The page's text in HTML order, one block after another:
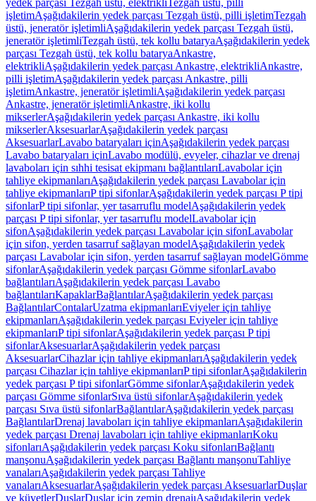
yedek parçası Tezgah üstü, elektrikli Tezgah üstü, pilli
işletimAşağıdakilerin yedek parçası Tezgah üstü, pilli işletimTezgah
üstü, jeneratör işletimliAşağıdakilerin yedek parçası Tezgah üstü,
jeneratör işletimliTezgah üstü, tek kollu bataryaAşağıdakilerin yedek
parçası Tezgah üstü, tek kollu bataryaAnkastre,
elektrikliAşağıdakilerin yedek parçası Ankastre, elektrikliAnkastre,
pilli işletimAşağıdakilerin yedek parçası Ankastre, pilli
işletimAnkastre, jeneratör işletimliAşağıdakilerin yedek parçası
Ankastre, jeneratör işletimliAnkastre, iki kollu
mikserlerAşağıdakilerin yedek parçası Ankastre, iki kollu
mikserlerAksesuarlarAşağıdakilerin yedek parçası
AksesuarlarLavabo bataryaları içinAşağıdakilerin yedek parçası
Lavabo bataryaları içinLavabo modülü, evyeler, cihazlar ve drenaj
lavaboları için sıhhi tesisat ekipmanı bağlantılarıLavabolar için
tahliye ekipmanlarıAşağıdakilerin yedek parçası Lavabolar için
tahliye ekipmanlarıP tipi sifonlarAşağıdakilerin yedek parçası P tipi
sifonlarP tipi sifonlar, yer tasarruflu modelAşağıdakilerin yedek
parçası P tipi sifonlar, yer tasarruflu modelLavabolar için
sifonAşağıdakilerin yedek parçası Lavabolar için sifonLavabolar
için sifon, yerden tasarruf sağlayan modelAşağıdakilerin yedek
parçası Lavabolar için sifon, yerden tasarruf sağlayan modelGömme
sifonlarAşağıdakilerin yedek parçası Gömme sifonlarLavabo
bağlantılarıAşağıdakilerin yedek parçası Lavabo
bağlantılarıKapaklarBağlantılarAşağıdakilerin yedek parçası
BağlantılarContalarUzatma ekipmanlarıEviyeler için tahliye
ekipmanlarıAşağıdakilerin yedek parçası Eviyeler için tahliye
ekipmanlarıP tipi sifonlarAşağıdakilerin yedek parçası P tipi
sifonlarAksesuarlarAşağıdakilerin yedek parçası
AksesuarlarCihazlar için tahliye ekipmanlarıAşağıdakilerin yedek
parçası Cihazlar için tahliye ekipmanlarıP tipi sifonlarAşağıdakilerin
yedek parçası P tipi sifonlarGömme sifonlarAşağıdakilerin yedek
parçası Gömme sifonlarSıva üstü sifonlarAşağıdakilerin yedek
parçası Sıva üstü sifonlarBağlantılarAşağıdakilerin yedek parçası
BağlantılarDrenaj lavaboları için tahliye ekipmanlarıAşağıdakilerin
yedek parçası Drenaj lavaboları için tahliye ekipmanlarıKoku
sifonlarıAşağıdakilerin yedek parçası Koku sifonlarıBağlantı
manşonuAşağıdakilerin yedek parçası Bağlantı manşonuTahliye
vanalarıAşağıdakilerin yedek parçası Tahliye
vanalarıAksesuarlarAşağıdakilerin yedek parçası AksesuarlarDuşlar
ve küvetlerDuşlarDuşlar için zemin drenajıAşağıdakilerin yedek